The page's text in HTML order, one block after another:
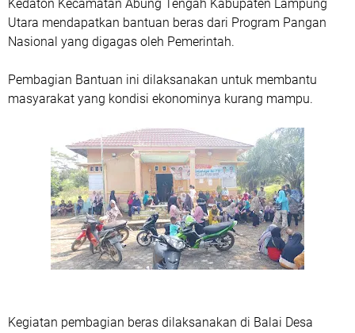
Kedaton Kecamatan Abung Tengah Kabupaten Lampung
Utara mendapatkan bantuan beras dari Program Pangan
Nasional yang digagas oleh Pemerintah.
Pembagian Bantuan ini dilaksanakan untuk membantu
masyarakat yang kondisi ekonominya kurang mampu.
Kegiatan pembagian beras dilaksanakan di Balai Desa